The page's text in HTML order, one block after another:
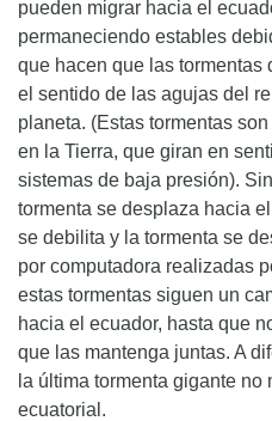
pueden migrar hacia el
permaneciendo estables
que hacen que las tormentas
el sentido de las agujas del
planeta. (Estas tormentas
en la Tierra, que giran en
sistemas de baja presión).
tormenta se desplaza hacia
se debilita y la tormenta se
por computadora realizadas
estas tormentas siguen un
hacia el ecuador, hasta que
que las mantenga juntas. A
la última tormenta gigante no
ecuatorial.